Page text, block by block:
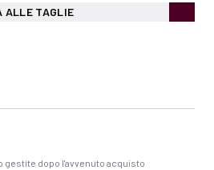
ALLE TAGLIE
gestite dopo l'avvenuto acquisto